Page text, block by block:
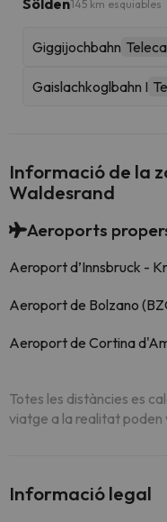
Sölden145 km esquiables
Giggijochbahn
Gaislachkoglbahn I
Informació de la
Waldesrand
Aeroports
Aeroport d’Innsbruck -
Aeroport de Bolzano
Aeroport de Cortina
Totes les distàncies es
viatge a la realitat poden
Informació legal